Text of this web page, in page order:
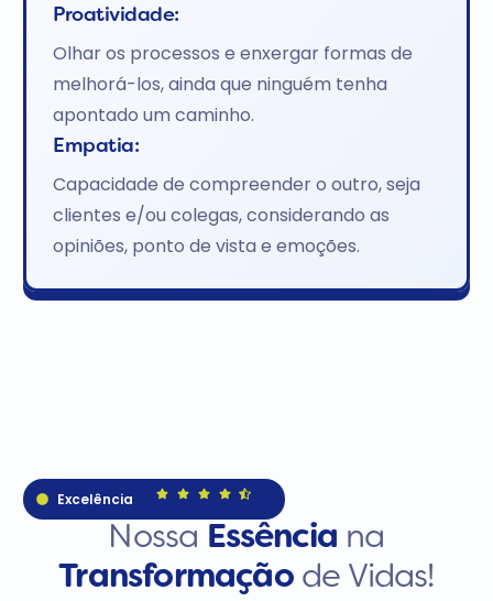
Proatividade:
Olhar os processos e enxergar formas de
melhorá-los, ainda que ninguém tenha
apontado um caminho.
Empatia:
Capacidade de compreender o outro, seja
clientes e/ou colegas, considerando as
opiniões, ponto de vista e emoções.
Excelência
Nossa Essência na
Transformaçãode Vidas!